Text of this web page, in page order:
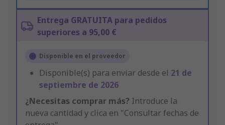
Entrega GRATUITA para pedidos
superiores a 95,00 €
Disponible en el proveedor
Disponible(s) para enviar desde el 21 de
septiembre de 2026
¿Necesitas comprar más? Introduce la
nueva cantidad y clica en "Consultar fechas de